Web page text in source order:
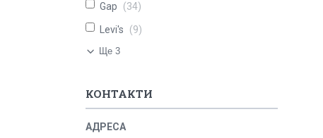
Gap 34
Levi's 9
Ще 3
КОНТАКТИ